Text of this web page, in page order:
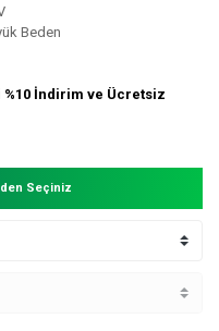
Beden
%10 İndirim ve Ücretsiz
Seçiniz